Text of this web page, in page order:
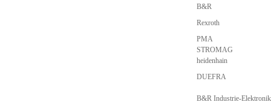
B&R
Rexroth
PMA
STROMAG
heidenhain
DUEFRA
B&R Industrie-